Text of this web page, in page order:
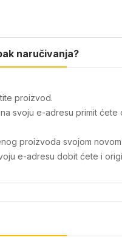
naručivanja?
proizvod.
svoju e-adresu primit
proizvoda svojom
e-adresu dobit ćete i